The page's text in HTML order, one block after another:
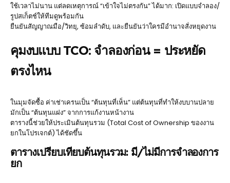
ใช้เวลาไม่นาน แต่ลดเหตุการณ์ “เข้าใจไม่ตรงกัน” ได้มาก: เปิดแบบจำลอง/
รูปสเก็ตช์ให้ทีมดูพร้อมกัน
ยืนยันสัญญาณมือ/วิทยุ, ซ้อมลำดับ, และยืนยันว่าใครมีอำนาจสั่งหยุดงาน
คุมงบแบบ TCO: จำลองก่อน = ประหยัด
ตรงไหน
ในมุมจัดซื้อ ค่าเช่าเครนเป็น “ต้นทุนที่เห็น” แต่ต้นทุนที่ทำให้งบบานปลาย
มักเป็น “ต้นทุนแฝง” จากการแก้งานหน้างาน
ตารางนี้ช่วยให้ประเมินต้นทุนรวม (Total Cost of Ownership ของงาน
ยกในโปรเจกต์) ได้ชัดขึ้น
ตารางเปรียบเทียบต้นทุนรวม: มี/ไม่มีการจำลองการ
ยก